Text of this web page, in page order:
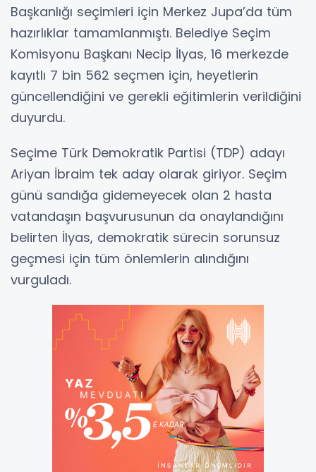
Başkanlığı seçimleri için Merkez Jupa’da tüm
hazırlıklar tamamlanmıştı. Belediye Seçim
Komisyonu Başkanı Necip İlyas, 16 merkezde
kayıtlı 7 bin 562 seçmen için, heyetlerin
güncellendiğini ve gerekli eğitimlerin verildiğini
duyurdu.
Seçime Türk Demokratik Partisi (TDP) adayı
Ariyan İbraim tek aday olarak giriyor. Seçim
günü sandığa gidemeyecek olan 2 hasta
vatandaşın başvurusunun da onaylandığını
belirten İlyas, demokratik sürecin sorunsuz
geçmesi için tüm önlemlerin alındığını
vurguladı.